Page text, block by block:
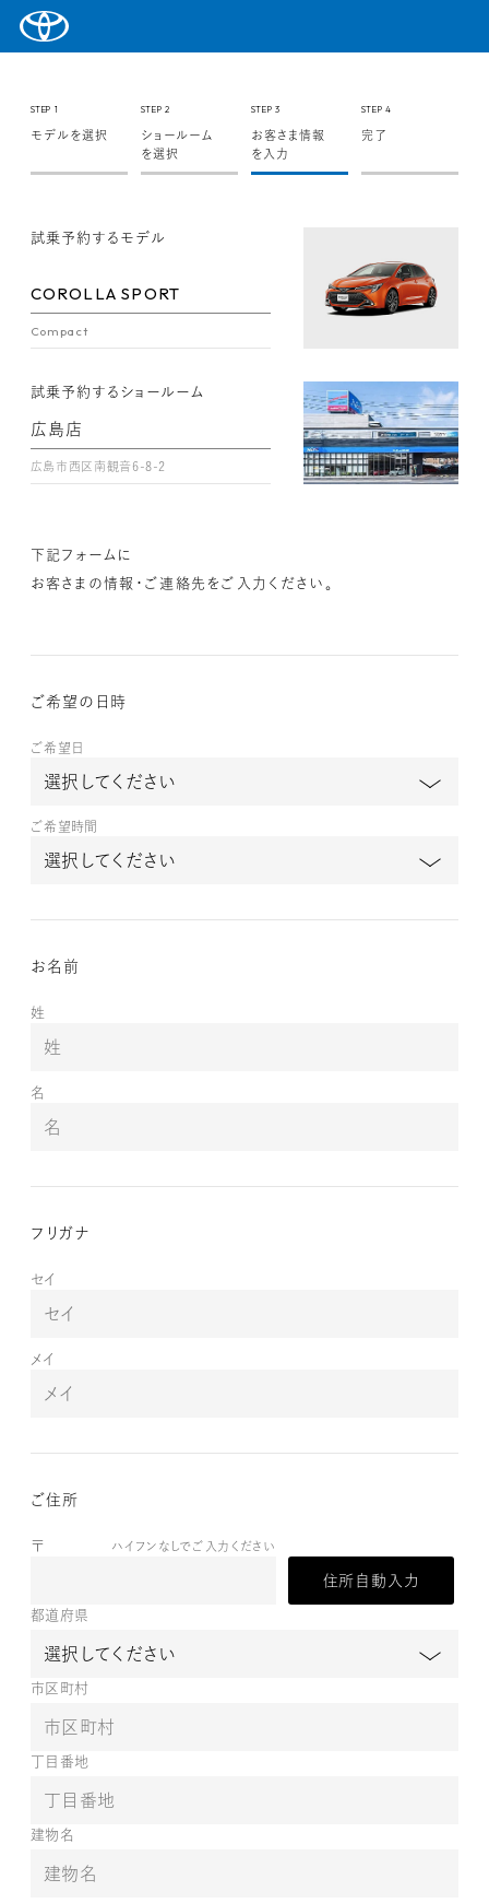
STEP 1
モデルを選択
STEP 2
ショールーム
を選択
STEP 3
お客さま情報
を入力
STEP 4
完了
試乗予約するモデル
COROLLA SPORT
Compact
試乗予約するショールーム
広島店
広島市西区南観音6-8-2
下記フォームに
お客さまの情報・ご連絡先をご入力ください。
ご希望の日時
ご希望日
ご希望時間
お名前
姓
名
フリガナ
セイ
メイ
ご住所
〒 ハイフンなしでご入力ください
住所自動入力
都道府県
市区町村
丁目番地
建物名